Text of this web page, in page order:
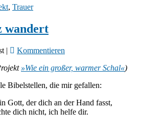
, Trauer
wandert
|
Kommentieren
»Wie ein großer, warmer Schal«)
Bibelstellen, die mir gefallen:
Gott, der dich an der Hand fasst,
dich nicht, ich helfe dir.